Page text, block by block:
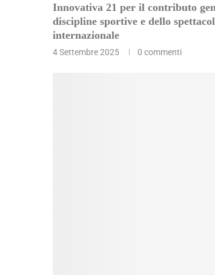
Innovativa 21 per il contributo
discipline sportive e dello
internazionale
4 Settembre 2025 0 commenti